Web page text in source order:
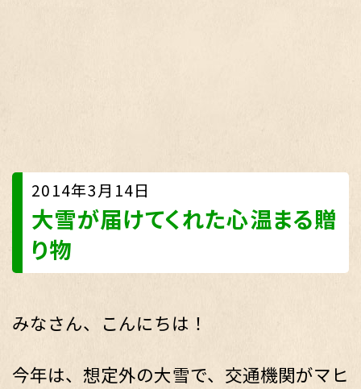
2014年3月14日
大雪が届けてくれた心温まる贈
り物
みなさん、こんにちは！
今年は、想定外の大雪で、交通機関がマヒ